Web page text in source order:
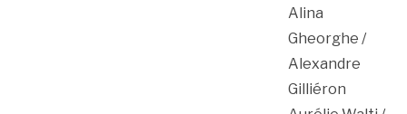
Alina
Gheorghe /
Alexandre
Gilliéron